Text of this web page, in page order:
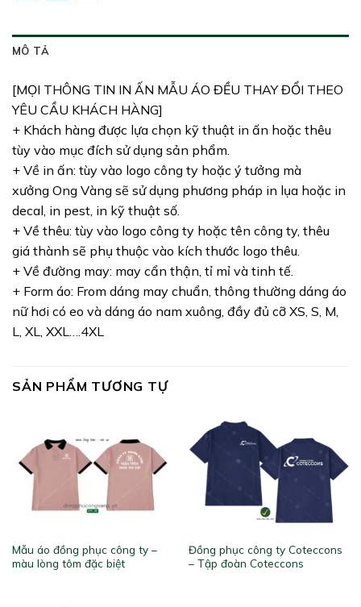
MÔ TẢ
[MỌI THÔNG TIN IN ẤN MẪU ÁO ĐỀU THAY ĐỔI THEO
YÊU CẦU KHÁCH HÀNG]
+ Khách hàng được lựa chọn kỹ thuật in ấn hoặc thêu
tùy vào mục đích sử dụng sản phẩm.
+ Về in ấn: tùy vào logo công ty hoặc ý tưởng mà
xưởng Ong Vàng sẽ sử dụng phương pháp in lụa hoặc in
decal, in pest, in kỹ thuật số.
+ Về thêu: tùy vào logo công ty hoặc tên công ty, thêu
giá thành sẽ phụ thuộc vào kích thước logo thêu.
+ Về đường may: may cẩn thận, tỉ mỉ và tinh tế.
+ Form áo: From dáng may chuẩn, thông thường dáng áo
nữ hơi có eo và dáng áo nam xuông, đầy đủ cỡ XS, S, M,
L, XL, XXL….4XL
SẢN PHẨM TƯƠNG TỰ
Mẫu áo đồng phục công ty –
màu lòng tôm đặc biệt
Đồng phục công ty Coteccons
– Tập đoàn Coteccons